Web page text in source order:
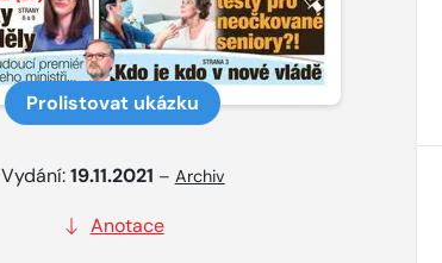
Prolistovat ukázku
Vydání:19.11.2021 – Archiv
Anotace